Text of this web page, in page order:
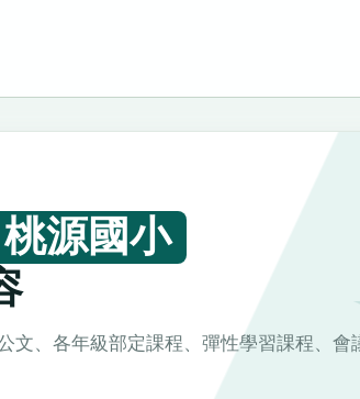
桃源國小
文、各年級部定課程、彈性學習課程、